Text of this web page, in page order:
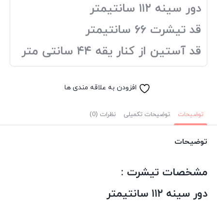
دور سینه ۱۱۲ سانتیمتر
قد تیشرت ۶۶ سانتیمتر
قد آستین از کنار یقه ۴۴ سانتی متر
افزودن به علاقه مندی ها
توضیحات توضیحات تکمیلی نظرات (0)
توضیحات
مشخصات تیشرت :
دور سینه ۱۱۲ سانتیمتر